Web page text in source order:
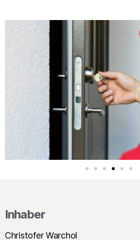
Inhaber
Christofer Warchol